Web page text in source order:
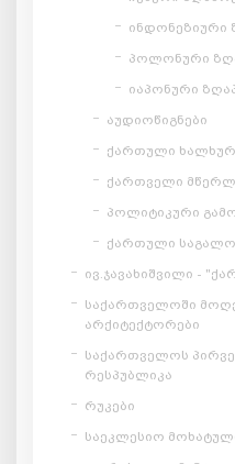
ინდონეზიური
პოლონური
იაპონური
აუდიოწიგნები
ქართული
ქართველი
პოლიტიკური
ქართული
ივ.ჯავახიშვილი -
საქართველოში
არქიტექტორები
საქართველოს
რესპუბლიკა
რუკები
საეკლესიო